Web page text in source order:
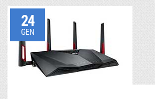
24
GEN